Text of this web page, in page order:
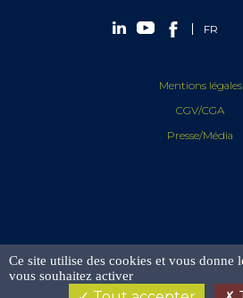
FR
Mentions légales
CGV/CGA
Presse/Média
Ce site utilise des cookies et vous donne
vous souhaitez activer